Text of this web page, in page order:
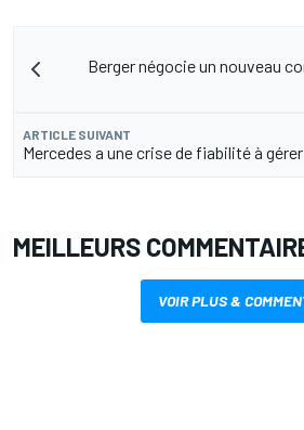
Berger négocie un nouveau
ARTICLE SUIVANT
Mercedes a une crise de fiabilité à gérer
MEILLEURS
VOIR PLUS &